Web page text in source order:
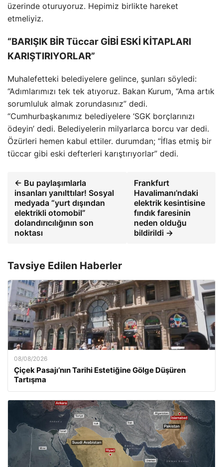
üzerinde oturuyoruz. Hepimiz birlikte hareket
etmeliyiz.
“BARIŞIK BİR Tüccar GİBİ ESKİ KİTAPLARI
KARIŞTIRIYORLAR”
Muhalefetteki belediyelere gelince, şunları söyledi:
“Adımlarımızı tek tek atıyoruz. Bakan Kurum, “Ama artık
sorumluluk almak zorundasınız” dedi.
“Cumhurbaşkanımız belediyelere ‘SGK borçlarınızı
ödeyin’ dedi. Belediyelerin milyarlarca borcu var dedi.
Özürleri hemen kabul ettiler. durumdan; “İflas etmiş bir
tüccar gibi eski defterleri karıştırıyorlar” dedi.
← Bu paylaşımlarla
insanları yanılttılar! Sosyal
medyada “yurt dışından
elektrikli otomobil”
dolandırıcılığının son
noktası
Frankfurt
Havalimanı’ndaki
elektrik kesintisine
fındık faresinin
neden olduğu
bildirildi →
Tavsiye Edilen Haberler
08/08/2026
Çiçek Pasajı’nın Tarihi Estetiğine Gölge Düşüren
Tartışma